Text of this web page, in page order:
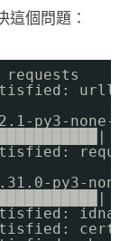
這個問題：
py3-none-
py3-